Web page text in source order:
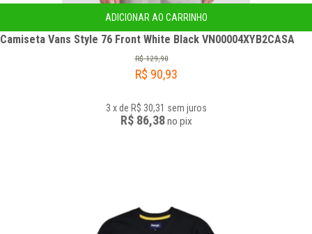
ADICIONAR AO CARRINHO
Camiseta Vans Style 76 Front White Black VN00004XYB2CASA
R$ 129,90
R$ 90,93
3 x de R$ 30,31 sem juros
R$ 86,38no pix